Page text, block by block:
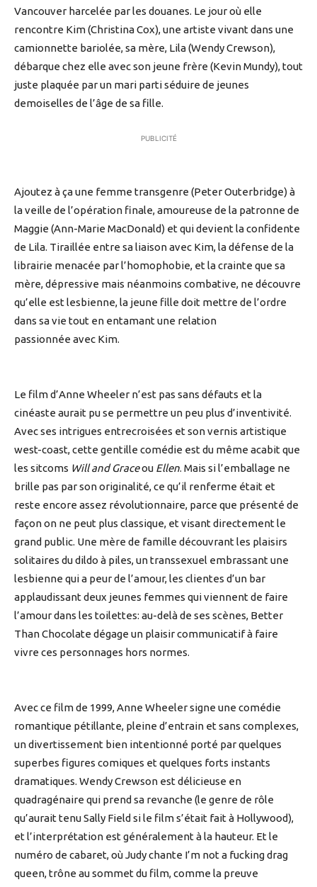
Vancouver harcelée par les douanes. Le jour où elle
rencontre Kim (Christina Cox), une artiste vivant dans une
camionnette bariolée, sa mère, Lila (Wendy Crewson),
débarque chez elle avec son jeune frère (Kevin Mundy), tout
juste plaquée par un mari parti séduire de jeunes
demoiselles de l’âge de sa fille.
PUBLICITÉ
Ajoutez à ça une femme transgenre (Peter Outerbridge) à
la veille de l’opération finale, amoureuse de la patronne de
Maggie (Ann-Marie MacDonald) et qui devient la confidente
de Lila. Tiraillée entre sa liaison avec Kim, la défense de la
librairie menacée par l’homophobie, et la crainte que sa
mère, dépressive mais néanmoins combative, ne découvre
qu’elle est lesbienne, la jeune fille doit mettre de l’ordre
dans sa vie tout en entamant une relation
passionnée avec Kim.
Le film d’Anne Wheeler n’est pas sans défauts et la
cinéaste aurait pu se permettre un peu plus d’inventivité.
Avec ses intrigues entrecroisées et son vernis artistique
west-coast, cette gentille comédie est du même acabit que
les sitcoms Will and Graceou Ellen. Mais si l’emballage ne
brille pas par son originalité, ce qu’il renferme était et
reste encore assez révolutionnaire, parce que présenté de
façon on ne peut plus classique, et visant directement le
grand public. Une mère de famille découvrant les plaisirs
solitaires du dildo à piles, un transsexuel embrassant une
lesbienne qui a peur de l’amour, les clientes d’un bar
applaudissant deux jeunes femmes qui viennent de faire
l’amour dans les toilettes: au-delà de ses scènes, Better
Than Chocolate dégage un plaisir communicatif à faire
vivre ces personnages hors normes.
Avec ce film de 1999, Anne Wheeler signe une comédie
romantique pétillante, pleine d’entrain et sans complexes,
un divertissement bien intentionné porté par quelques
superbes figures comiques et quelques forts instants
dramatiques. Wendy Crewson est délicieuse en
quadragénaire qui prend sa revanche (le genre de rôle
qu’aurait tenu Sally Field si le film s’était fait à Hollywood),
et l’interprétation est généralement à la hauteur. Et le
numéro de cabaret, où Judy chante I’m not a fucking drag
queen, trône au sommet du film, comme la preuve